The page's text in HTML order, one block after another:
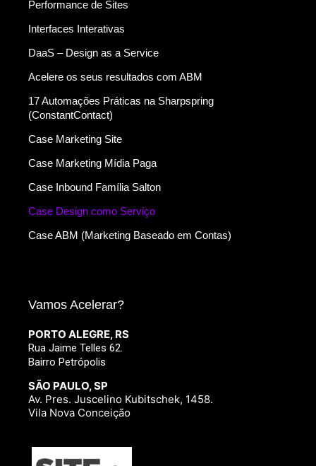
Performance de Sites
Interfaces Interativas
DaaS – Design as a Service
Acelere os seus resultados com ABM
17 Automações Práticas na Sharpspring
(ConstantContact)
Case Marketing Site
Case Marketing Mídia Paga
Case Inbound Família Salton
Case Design como Serviço
Case ABM (Marketing Baseado em Contas)
Vamos Acelerar?
PORTO ALEGRE, RS
Rua Jaime Telles 62.
Bairro Petrópolis
SÃO PAULO, SP
Av. Pres. Juscelino Kubitschek, 1458.
Vila Nova Conceição